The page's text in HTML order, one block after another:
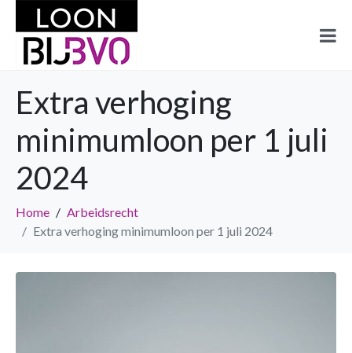
Extra verhoging
minimumloon per 1 juli
2024
Home
Arbeidsrecht
Extra verhoging minimumloon per 1 juli 2024